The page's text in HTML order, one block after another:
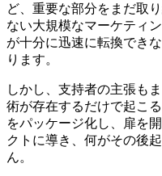
ど、重要な部分をまだ取
ない大規模なマーケティ
が十分に迅速に転換でき
ります。
しかし、支持者の主張も
術が存在するだけで起こ
をパッケージ化し、扉を
クトに導き、何がその後
ん。